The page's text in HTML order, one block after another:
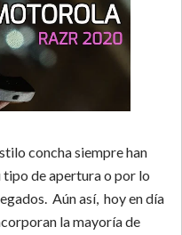
concha siempre han
tipo de apertura o por lo
Aún así, hoy en día
la mayoría de